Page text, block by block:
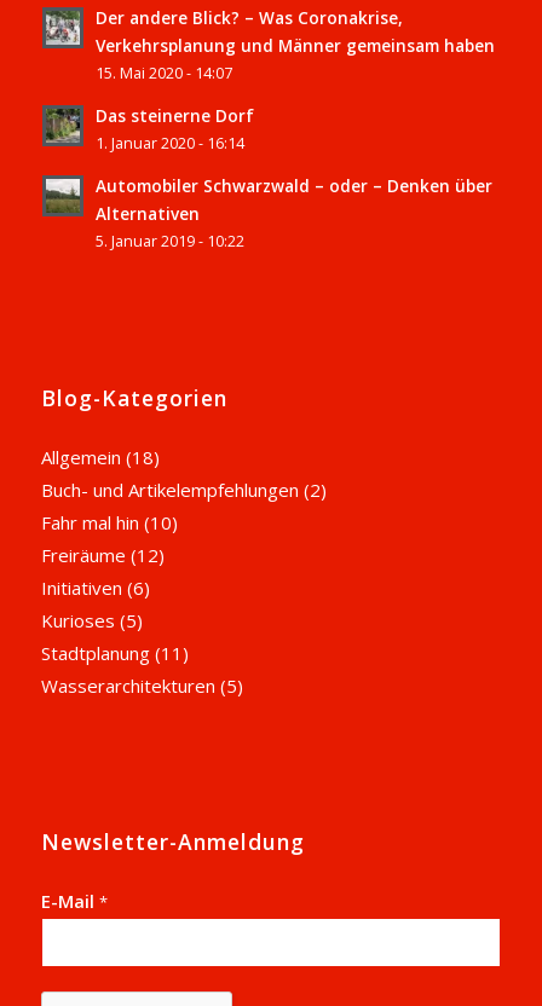
Der andere Blick? – Was Coronakrise,
Verkehrsplanung und Männer gemeinsam haben
15. Mai 2020 - 14:07
Das steinerne Dorf
1. Januar 2020 - 16:14
Automobiler Schwarzwald – oder – Denken über
Alternativen
5. Januar 2019 - 10:22
Blog-Kategorien
Allgemein (18)
Buch- und Artikelempfehlungen (2)
Fahr mal hin (10)
Freiräume (12)
Initiativen (6)
Kurioses (5)
Stadtplanung(11)
Wasserarchitekturen (5)
Newsletter-Anmeldung
E-Mail *